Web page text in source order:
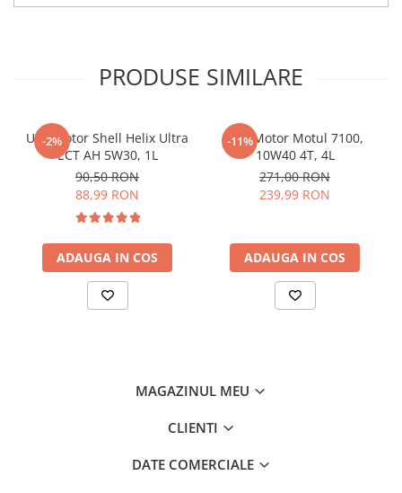
PRODUSE SIMILARE
-2%
Ulei motor Shell Helix Ultra
ECT AH 5W30, 1L
90,50 RON
88,99 RON
ADAUGA IN COS
-11%
Ulei Motor Motul 7100,
10W40 4T, 4L
271,00 RON
239,99 RON
ADAUGA IN COS
MAGAZINUL MEU
CLIENTI
DATE COMERCIALE